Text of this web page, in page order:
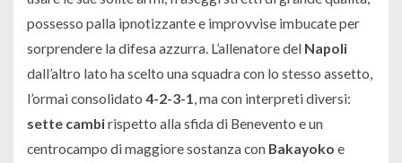
possesso palla ipnotizzante e improvvise imbucate per
sorprendere la difesa azzurra. L’allenatore del Napoli
dall’altro lato ha scelto una squadra con lo stesso assetto,
l’ormai consolidato 4-2-3-1 , ma con interpreti diversi:
sette cambirispetto alla sfida di Benevento e un
centrocampo di maggiore sostanza con Bakayoko e